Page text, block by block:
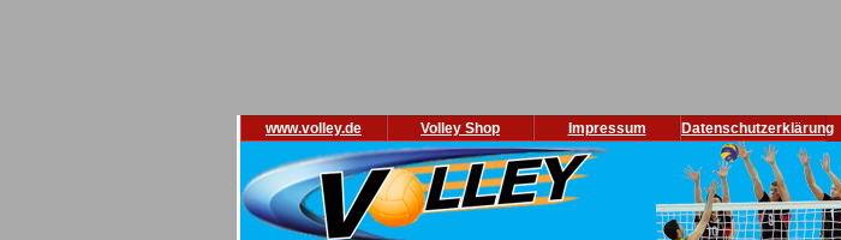
www.volley.de Volley Shop Impressum Datenschutzerklärung